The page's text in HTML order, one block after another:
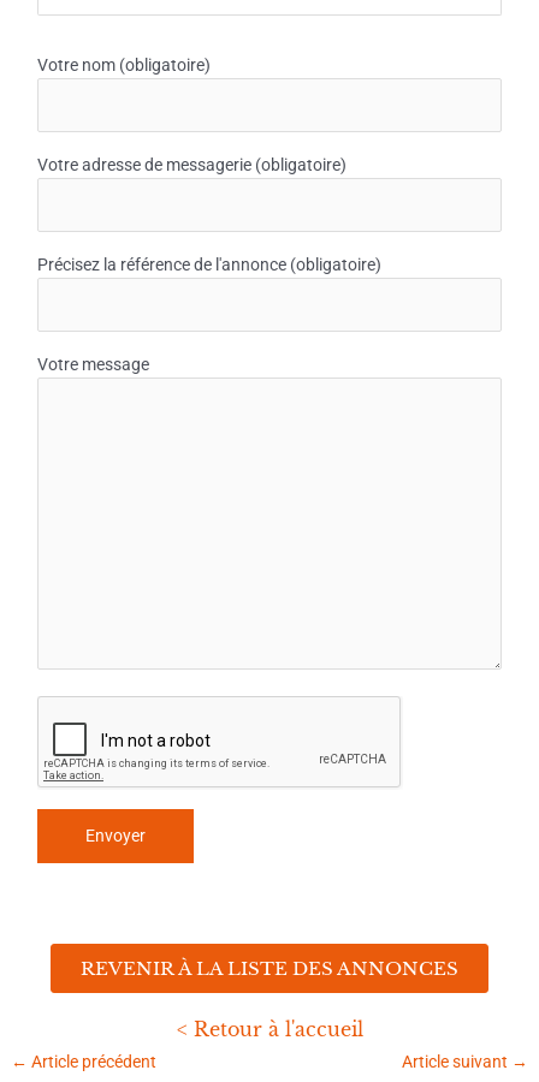
Votre nom (obligatoire)
Votre adresse de messagerie (obligatoire)
Précisez la référence de l'annonce (obligatoire)
Votre message
REVENIR À LA LISTE DES ANNONCES
< Retour à l'accueil
← Article précédent Article suivant →